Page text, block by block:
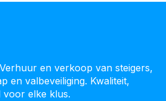
en verkoop van steigers,
en valbeveiliging. Kwaliteit,
voor elke klus.